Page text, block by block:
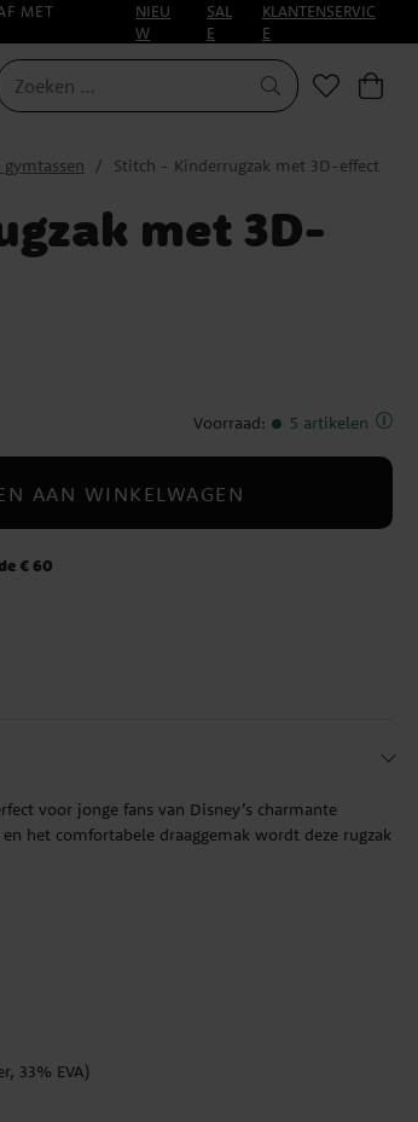
MET
NIEU
W
SAL
E
KLANTENSERVIC
E
gymtassen Stitch - Kinderrugzak met 3D-effect
met 3D-
Voorraad: 5 artikelen
AAN WINKELWAGEN
€ 60
voor jonge fans van Disney’s charmante
het comfortabele draaggemak wordt deze rugzak
33% EVA)